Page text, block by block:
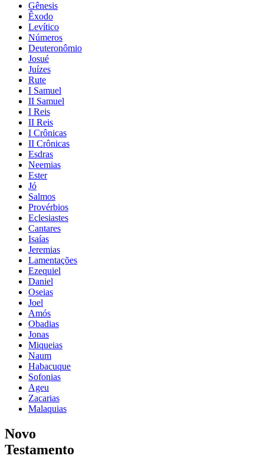
Gênesis
Êxodo
Levítico
Números
Deuteronômio
Josué
Juízes
Rute
I Samuel
II Samuel
I Reis
II Reis
I Crônicas
II Crônicas
Esdras
Neemias
Ester
Jó
Salmos
Provérbios
Eclesiastes
Cantares
Isaías
Jeremias
Lamentações
Ezequiel
Daniel
Oseias
Joel
Amós
Obadias
Jonas
Miqueias
Naum
Habacuque
Sofonias
Ageu
Zacarias
Malaquias
Novo
Testamento